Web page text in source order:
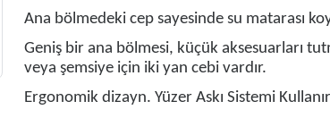
Ana bölmedeki cep sayesinde su matarası
Geniş bir ana bölmesi, küçük aksesuarları
veya şemsiye için iki yan cebi vardır.
Ergonomik dizayn. Yüzer Askı Sistemi